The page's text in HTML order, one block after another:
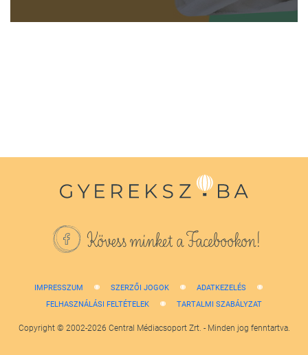
Kövess minket a Facebookon!
IMPRESSZUM SZERZŐI JOGOK
ADATKEZELÉS
FELHASZNÁLÁSI FELTÉTELEK
TARTALMI SZABÁLYZAT
Copyright © 2002-2026 Central Médiacsoport Zrt. - Minden jog fenntartva.